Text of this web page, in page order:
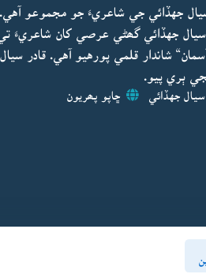
جهڏائي جي شاعريءَ جو مجموعو آهي.
سيال جهڏائي گھڻي عرصي کان شاعريءَ تي
شاندار قلمي پورهيو آهي. قادر سيال
ٻري پيو.
سيال جهڏائي ڇاپو پھريون